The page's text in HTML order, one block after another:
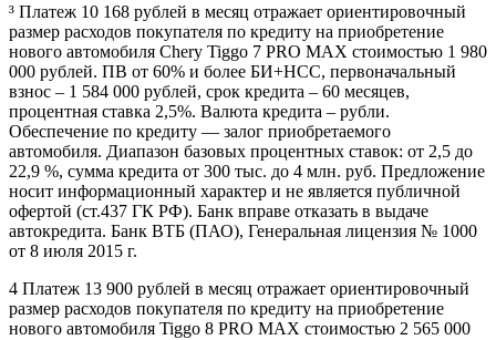
³ Платеж 10 168 рублей в месяц отражает ориентировочный
размер расходов покупателя по кредиту на приобретение
нового автомобиля Chery Tiggo 7 PRO MAX стоимостью 1 980
000 рублей. ПВ от 60% и более БИ+НСС, первоначальный
взнос – 1 584 000 рублей, срок кредита – 60 месяцев,
процентная ставка 2,5%. Валюта кредита – рубли.
Обеспечение по кредиту — залог приобретаемого
автомобиля. Диапазон базовых процентных ставок: от 2,5 до
22,9 %, сумма кредита от 300 тыс. до 4 млн. руб. Предложение
носит информационный характер и не является публичной
офертой (ст.437 ГК РФ). Банк вправе отказать в выдаче
автокредита. Банк ВТБ (ПАО), Генеральная лицензия № 1000
от 8 июля 2015 г.
4 Платеж 13 900 рублей в месяц отражает ориентировочный
размер расходов покупателя по кредиту на приобретение
нового автомобиля Tiggo 8 PRO MAX стоимостью 2 565 000